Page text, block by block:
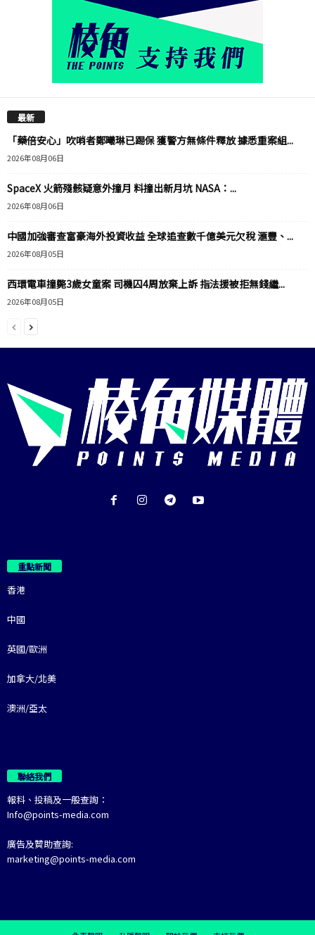
最新
「藥倍安心」吹哨者鄭曦琳已踢保 獲警方無條件釋放 據悉重案組...
2026年08月06日
SpaceX 火箭殘骸疑意外撞月 料撞出新月坑 NASA：...
2026年08月06日
中國加強審查富豪海外投資收益 全球追查數千億美元欠稅 滙豐、...
2026年08月05日
西環電車撞斃3歲女童案 司機囚4周放棄上訴 指法援被拒無錢繼...
2026年08月05日
重點新聞
香港
中國
英國/歐洲
加拿大/北美
澳洲/亞太
聯絡我們
報料、投稿及一般查詢：
Info@points-media.com
廣告及贊助查詢:
marketing@points-media.com